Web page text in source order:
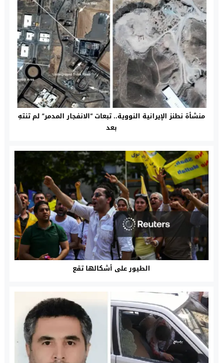
منشأة نطنز الإيرانية النووية.. تبعات “الانفجار المدمر” لم تنتهِ
بعد
الطيور على أشكالها تقع